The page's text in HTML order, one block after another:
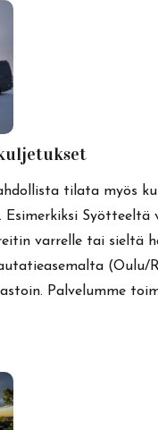
tilata myös
Esimerkiksi Syötteeltä
varrelle tai sieltä
(Oulu/
Palvelumme